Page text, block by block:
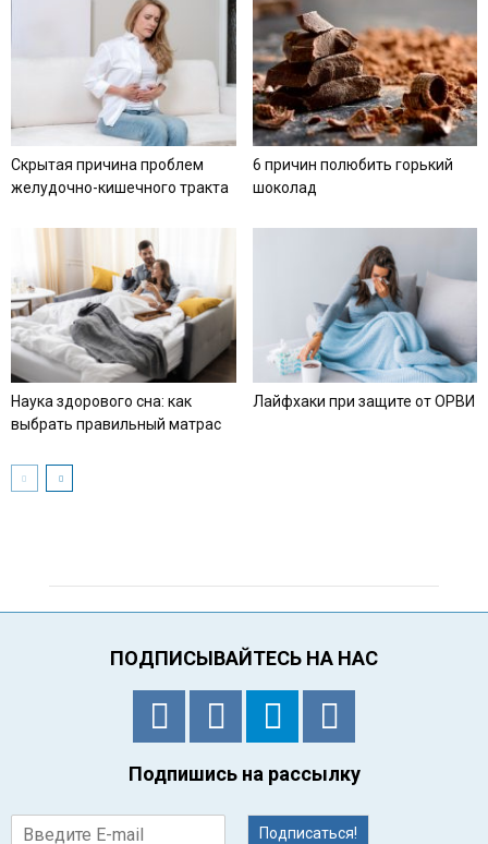
Скрытая причина проблем
желудочно-кишечного тракта
6 причин полюбить горький
шоколад
Наука здорового сна: как
выбрать правильный матрас
Лайфхаки при защите от ОРВИ
ПОДПИСЫВАЙТЕСЬ НА НАС
Подпишись на рассылку
Подписаться!